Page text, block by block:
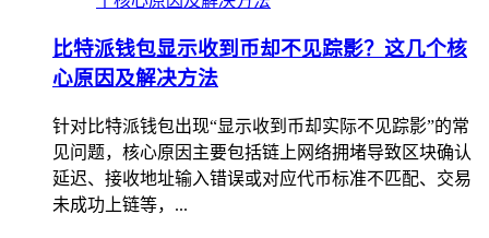
比特派钱包显示收到币却不见踪影？这几个核
心原因及解决方法
针对比特派钱包出现“显示收到币却实际不见踪影”的常
见问题，核心原因主要包括链上网络拥堵导致区块确认
延迟、接收地址输入错误或对应代币标准不匹配、交易
未成功上链等，...